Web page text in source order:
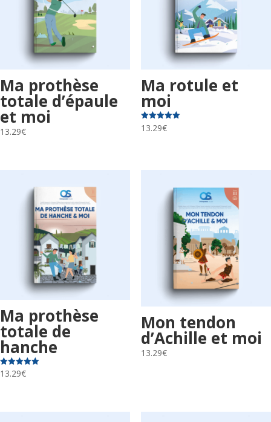
Ma prothèse
totale d’épaule
et moi
13.29€
Ma rotule et
moi
Note
5.00
13.29€
Ma prothèse
totale de
hanche
Note
5.00
13.29€
Mon tendon
d’Achille et moi
13.29€